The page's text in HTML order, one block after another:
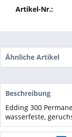
Artikel-Nr.:
Ähnliche Artikel
Beschreibung
Edding 300
wasserfeste,